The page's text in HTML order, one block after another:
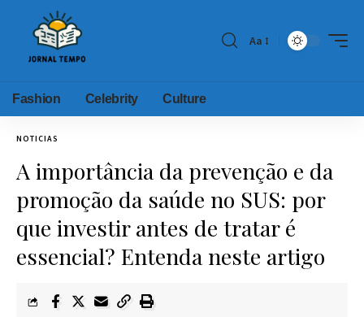
Aa
Fashion Celebrity Culture
NOTICIAS
A importância da prevenção e da
promoção da saúde no SUS: por
que investir antes de tratar é
essencial? Entenda neste artigo